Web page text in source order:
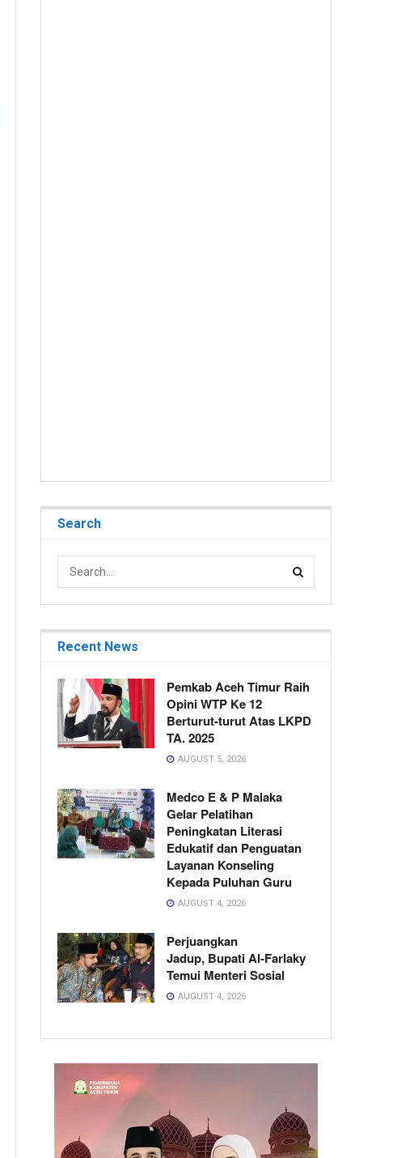
Search
Recent News
Pemkab Aceh Timur Raih
Opini WTP Ke 12
Berturut-turut Atas LKPD
TA. 2025
AUGUST 5, 2026
Medco E & P Malaka
Gelar Pelatihan
Peningkatan Literasi
Edukatif dan Penguatan
Layanan Konseling
Kepada Puluhan Guru
AUGUST 4, 2026
Perjuangkan
Jadup, Bupati Al-Farlaky
Temui Menteri Sosial
AUGUST 4, 2026